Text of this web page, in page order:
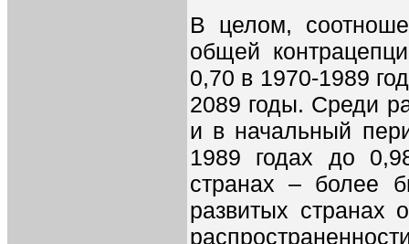
В целом,
общей
0,70 в 1970-1989
2089 годы. Среди
и в начальный
1989 годах до
странах – более
развитых